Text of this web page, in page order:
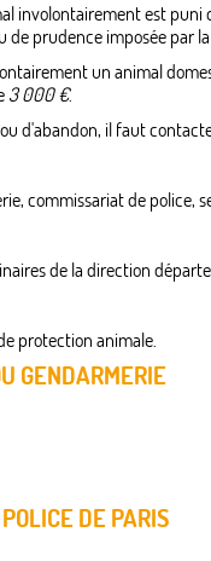
involontairement est puni
de prudence imposée par la
un animal
3 000 €.
d'abandon, il faut
commissariat de police,
de la direction
protection animale.
GENDARMERIE
DE PARIS